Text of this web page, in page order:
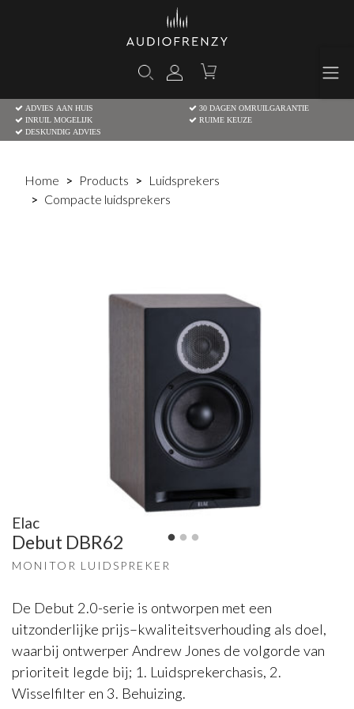
ADVIES AAN HUIS
30 DAGEN OMRUILGARANTIE
INRUIL MOGELIJK
RUIME KEUZE
DESKUNDIG ADVIES
Home Products
Luidsprekers
Compacte luidsprekers
Elac
Debut DBR62
MONITOR LUIDSPREKER
De Debut 2.0-serie is ontworpen met een
uitzonderlijke prijs–kwaliteitsverhouding als doel,
waarbij ontwerper Andrew Jones de volgorde van
prioriteit legde bij; 1. Luidsprekerchasis, 2.
Wisselfilter en 3. Behuizing.